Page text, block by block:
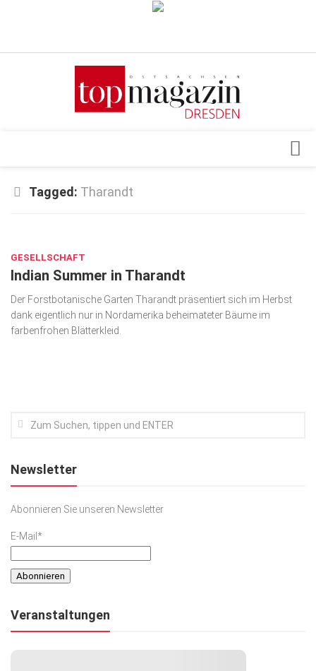
Verkaufsstellen
Top Gesundheitsforum Dresden / Ostsachsen
Geschäft
gesund & schön
Gesellschaft
Kunst & Kultur
SACHSEN IN PARIS
Tagged: Tharandt
GESELLSCHAFT
Indian Summer in Tharandt
Der Forstbotanische Garten Tharandt präsentiert sich im Herbst
dank eigentlich nur in Nordamerika beheimateter Bäume im
farbenfrohen Blätterkleid.
Newsletter
Abonnieren Sie unseren Newsletter
E-Mail*
Veranstaltungen